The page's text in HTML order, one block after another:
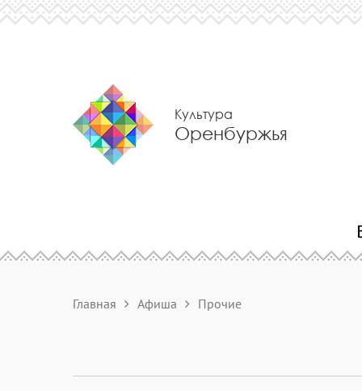
Культура
Оренбуржья
Главная Афиша Прочие